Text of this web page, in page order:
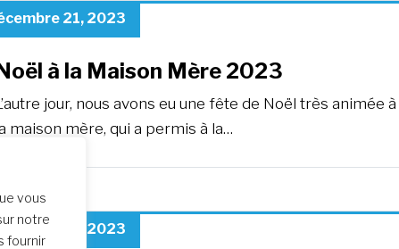
vous
notre
fournir
21, 2023
à la Maison Mère 2023
jour, nous avons eu une fête de Noël très animée à
maison mère, qui a permis à la…
12, 2023